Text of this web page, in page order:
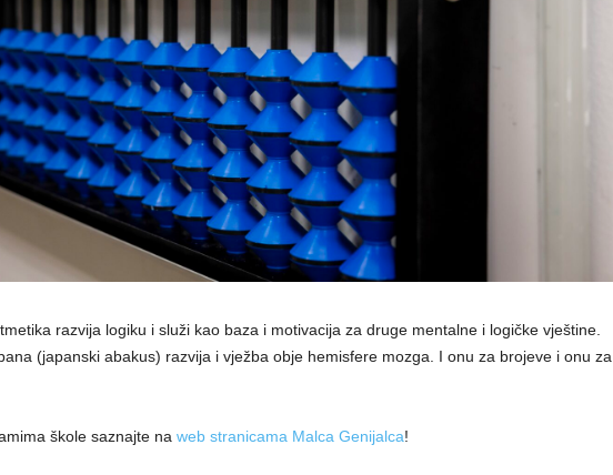
razvija logiku i služi kao baza i motivacija za druge mentalne i logičke vještine.
(japanski abakus) razvija i vježba obje hemisfere mozga. I onu za brojeve i onu za
škole saznajte na web stranicama Malca Genijalca!